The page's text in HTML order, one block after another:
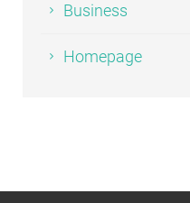
Business
Homepage